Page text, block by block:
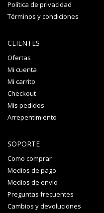
Política de privacidad
Términos y condiciones
CLIENTES
Ofertas
Mi cuenta
Mi carrito
Checkout
Mis pedidos
Arrepentimiento
SOPORTE
Como comprar
Medios de pago
Medios de envío
Preguntas frecuentes
Cambios y devoluciones